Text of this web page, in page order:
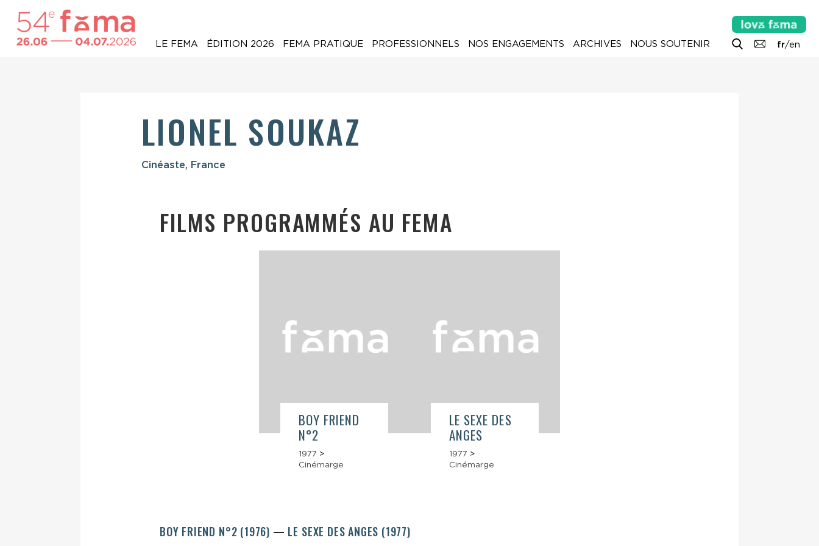
fr/en
LE FEMA ÉDITION 2026 FEMA PRATIQUE PROFESSIONNELS NOS ENGAGEMENTS ARCHIVES NOUS SOUTENIR
LIONEL SOUKAZ
Cinéaste, France
FILMS PROGRAMMÉS AU FEMA
BOY FRIEND
N°2
1977 >
Cinémarge
LE SEXE DES
ANGES
1977 >
Cinémarge
BOY FRIEND N°2 (1976) LE SEXE DES ANGES (1977)